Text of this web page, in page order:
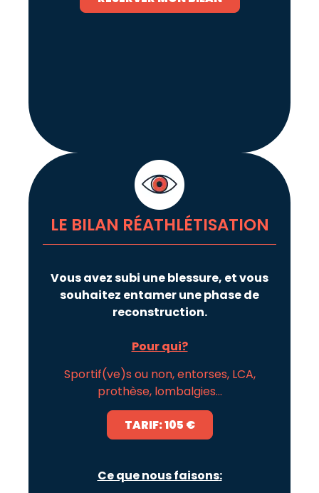
LE BILAN RÉATHLÉTISATION
Vous avez subi une blessure, et vous
souhaitez entamer une phase de
reconstruction.
Pour qui?
Sportif(ve)s ou non, entorses, LCA,
prothèse, lombalgies…
TARIF: 105 €
Ce que nous faisons: